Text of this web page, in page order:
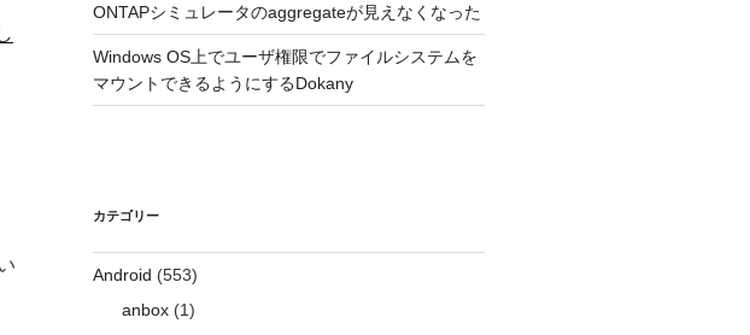
ONTAPシミュレータのaggregateが見えなくなった
Windows OS上でユーザ権限でファイルシステムを
マウントできるようにするDokany
カテゴリー
Android (553)
anbox(1)